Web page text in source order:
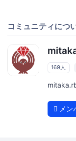
コミュニティにつ
169人
メン